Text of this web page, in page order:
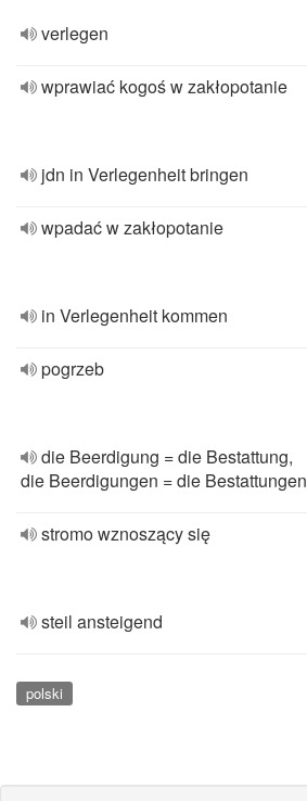
verlegen
wprawiać kogoś w zakłopotanie
jdn in Verlegenheit bringen
wpadać w zakłopotanie
in Verlegenheit kommen
pogrzeb
die Beerdigung = die Bestattung,
die Beerdigungen = die Bestattungen
stromo wznoszący się
steil ansteigend
polski